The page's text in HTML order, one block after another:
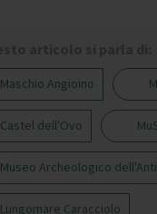
Maschio Angioino
Castel dell'Ovo
Museo Archeologico
Lungomare Caracciolo